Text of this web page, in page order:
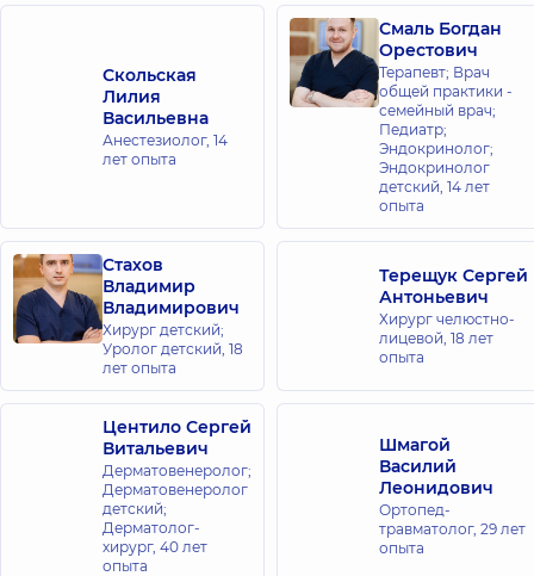
Скольская
Лилия
Васильевна
Анестезиолог, 14
лет опыта
Смаль Богдан
Орестович
Терапевт; Врач
общей практики -
семейный врач;
Педиатр;
Эндокринолог;
Эндокринолог
детский, 14 лет
опыта
Стахов
Владимир
Владимирович
Хирург детский;
Уролог детский, 18
лет опыта
Терещук Сергей
Антоньевич
Хирург челюстно-
лицевой, 18 лет
опыта
Центило Сергей
Витальевич
Дерматовенеролог;
Дерматовенеролог
детский;
Дерматолог-
хирург, 40 лет
опыта
Шмагой
Василий
Леонидович
Ортопед-
травматолог, 29 лет
опыта